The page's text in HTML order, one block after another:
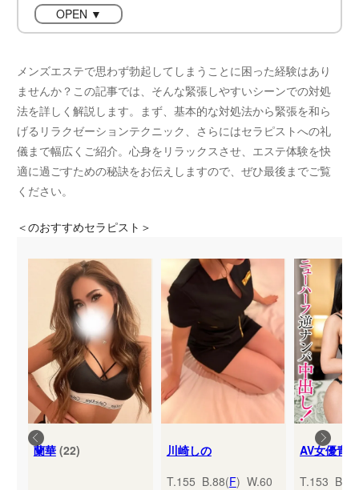
OPEN ▼
メンズエステで思わず勃起してしまうことに困った経験はあり
ませんか？この記事では、そんな緊張しやすいシーンでの対処
法を詳しく解説します。まず、基本的な対処法から緊張を和ら
げるリラクゼーションテクニック、さらにはセラピストへの礼
儀まで幅広くご紹介。心身をリラックスさせ、エステ体験を快
適に過ごすための秘訣をお伝えしますので、ぜひ最後までご覧
ください。
＜のおすすめセラピスト＞
蘭華(22)
川崎しの
T.155 B.88(F) W.60
T.153